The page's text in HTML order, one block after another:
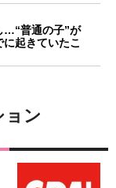
…“普通の子”が
に起きていたこ
ョン